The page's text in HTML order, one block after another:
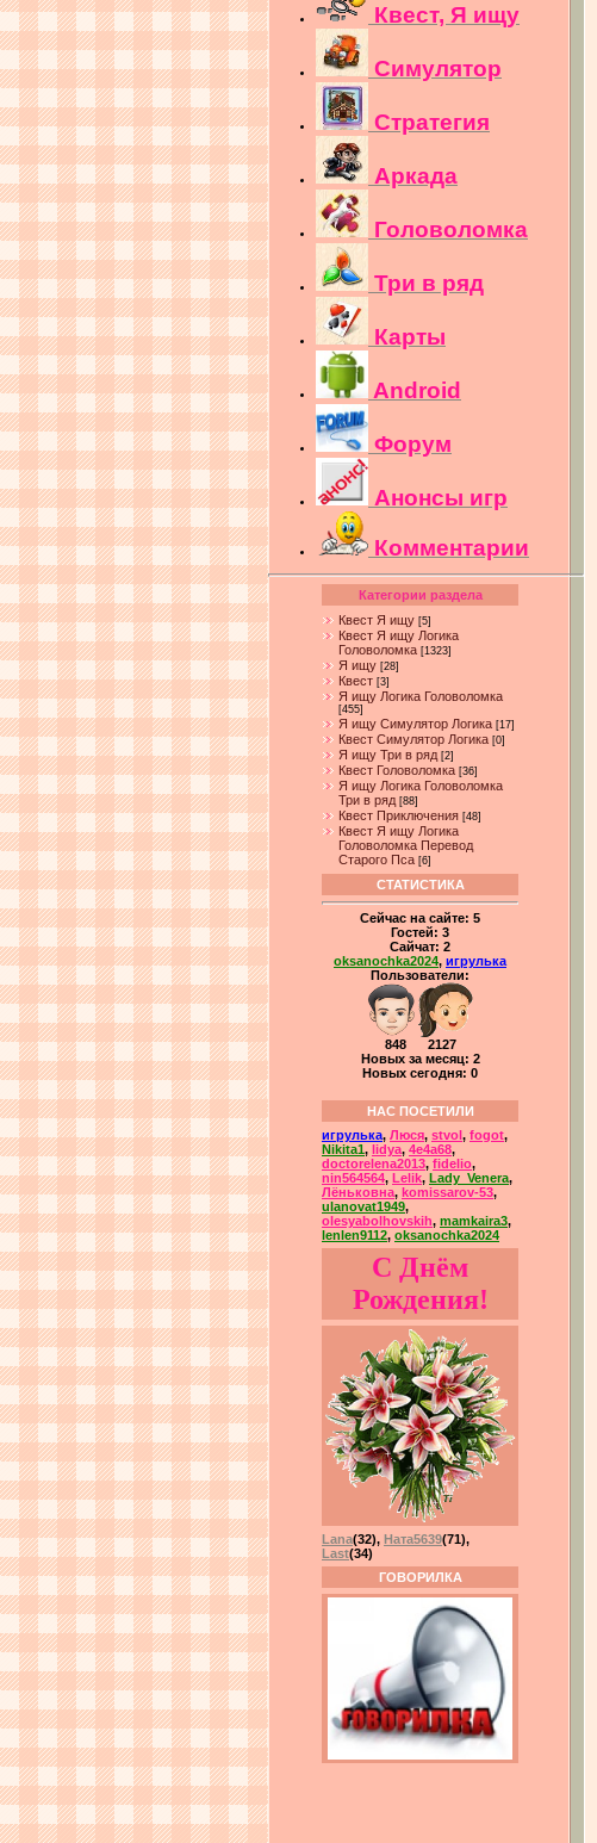
Квест, Я ищу
Симулятор
Стратегия
Аркада
Головоломка
Три в ряд
Карты
Android
Форум
Анонсы игр
Комментарии
Категории раздела
Квест Я ищу [5]
Квест Я ищу Логика
Головоломка [1323]
Я ищу [28]
Квест [3]
Я ищу Логика Головоломка
[455]
Я ищу Симулятор Логика [17]
Квест Симулятор Логика [0]
Я ищу Три в ряд [2]
Квест Головоломка [36]
Я ищу Логика Головоломка
Три в ряд [88]
Квест Приключения [48]
Квест Я ищу Логика
Головоломка Перевод
Старого Пса [6]
СТАТИСТИКА
Сейчас на сайте: 5
Гостей: 3
Сайчат: 2
oksanochka2024, игрулька
Пользователи:
848 2127
Новых за месяц: 2
Новых сегодня: 0
НАС ПОСЕТИЛИ
игрулька, Люся, stvol , fogot,
Nikita1, lidya, 4e4a68,
doctorelena2013, fidelio,
nin564564, Lelik, Lady_Venera,
Лёньковна, komissarov-53,
ulanovat1949,
olesyabolhovskih, mamkaira3,
lenlen9112, oksanochka2024
С Днём
Рождения!
Lana(32), Ната5639(71),
Last(34)
ГОВОРИЛКА